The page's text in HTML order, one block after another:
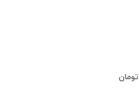
تومان